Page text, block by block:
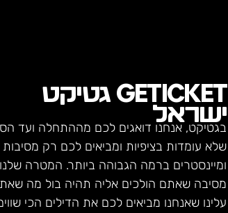
GETICKET גטיקט
ישראל
בגטיקט, אנחנו דואגים לכם מההתחלה ועד
שלא עומדות בציפיות ומביאים לכם רק
ומיינסטרים ברמה הגבוהה ביותר. המטרה
מסיבה שאתם הולכים אליה תהיה בול מה
עלינו שאנחנו מביאים לכם את הדילים הכי